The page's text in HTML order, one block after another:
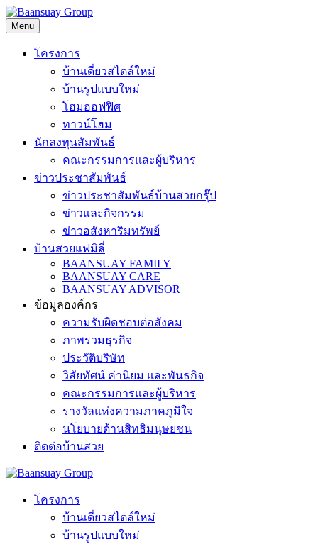
Skip
to
content
Menu
โครงการ
บ้านเดี่ยวสไตล์ใหม่
บ้านรูปแบบใหม่
โฮมออฟฟิศ
ทาวน์โฮม
นักลงทุนสัมพันธ์
คณะกรรมการและผู้บริหาร
ข่าวประชาสัมพันธ์
ข่าวประชาสัมพันธ์บ้านสวยกรุ๊ป
ข่าวและกิจกรรม
ข่าวอสังหาริมทรัพย์
บ้านสวยแฟมิลี่
BAANSUAY FAMILY
BAANSUAY CARE
BAANSUAY ADVISOR
ข้อมูลองค์กร
ความรับผิดชอบต่อสังคม
ภาพรวมธุรกิจ
ประวัติบริษัท
วิสัยทัศน์ ค่านิยม และพันธกิจ
คณะกรรมการและผู้บริหาร
รางวัลแห่งความภาคภูมิใจ
นโยบายด้านสิทธิมนุษยชน
ติดต่อบ้านสวย
โครงการ
บ้านเดี่ยวสไตล์ใหม่
บ้านรูปแบบใหม่